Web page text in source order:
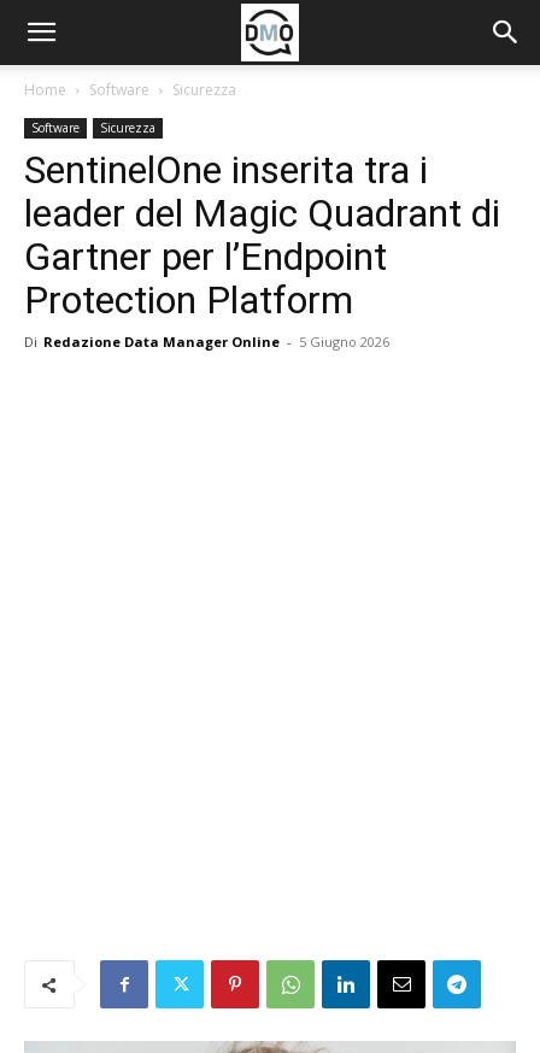
Home Software Sicurezza
Software Sicurezza
SentinelOne inserita tra i
leader del Magic Quadrant di
Gartner per l’Endpoint
Protection Platform
Di Redazione Data Manager Online - 5 Giugno 2026